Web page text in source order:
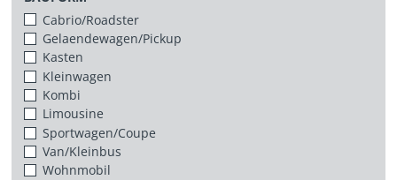
Cabrio/Roadster
Gelaendewagen/Pickup
Kasten
Kleinwagen
Kombi
Limousine
Sportwagen/Coupe
Van/Kleinbus
Wohnmobil